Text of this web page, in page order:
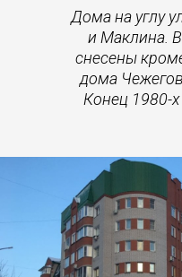
Дома на углу
и Маклина.
снесены
дома
Конец 1980-х